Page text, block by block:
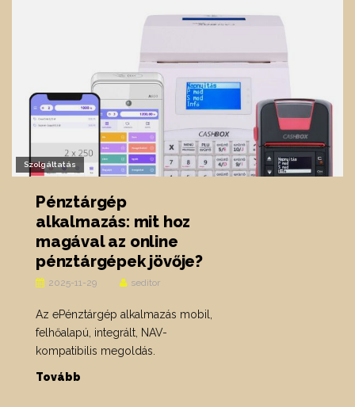
Szolgáltatás
Pénztárgép
alkalmazás: mit hoz
magával az online
pénztárgépek jövője?
2025-11-29 seditor
Az ePénztárgép alkalmazás mobil,
felhőalapú, integrált, NAV-
kompatibilis megoldás.
Tovább